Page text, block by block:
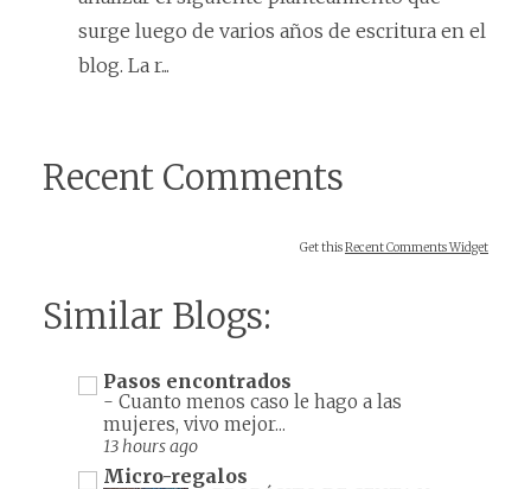
surge luego de varios años de escritura en el
blog. La r...
Recent Comments
Get thisRecent Comments Widget
Similar Blogs:
Pasos encontrados
- Cuanto menos caso le hago a las
mujeres, vivo mejor...
13 hours ago
Micro-regalos